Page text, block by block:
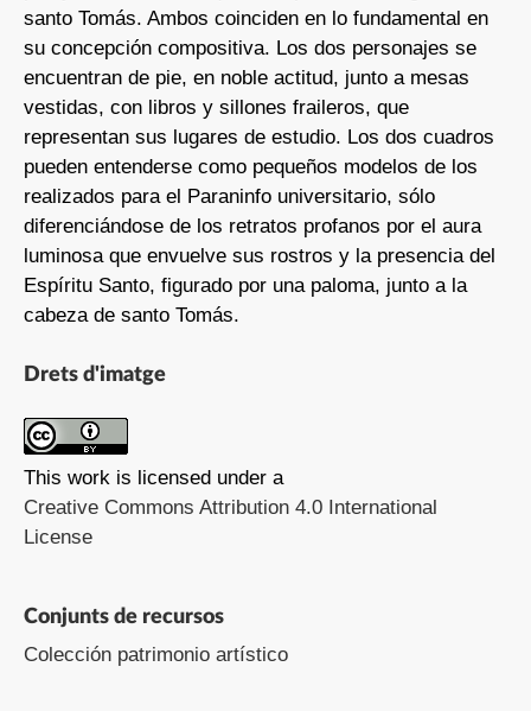
santo Tomás. Ambos coinciden en lo fundamental en
su concepción compositiva. Los dos personajes se
encuentran de pie, en noble actitud, junto a mesas
vestidas, con libros y sillones fraileros, que
representan sus lugares de estudio. Los dos cuadros
pueden entenderse como pequeños modelos de los
realizados para el Paraninfo universitario, sólo
diferenciándose de los retratos profanos por el aura
luminosa que envuelve sus rostros y la presencia del
Espíritu Santo, figurado por una paloma, junto a la
cabeza de santo Tomás.
Drets d'imatge
This work is licensed under a
Creative Commons Attribution 4.0 International
License
Conjunts de recursos
Colección patrimonio artístico